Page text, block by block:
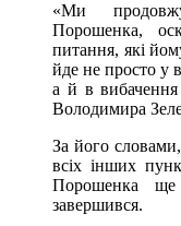
«Ми
Порошенка,
питання, які
йде не просто у
а й в
Володимира
За його
всіх інших
Порошенка
завершився.